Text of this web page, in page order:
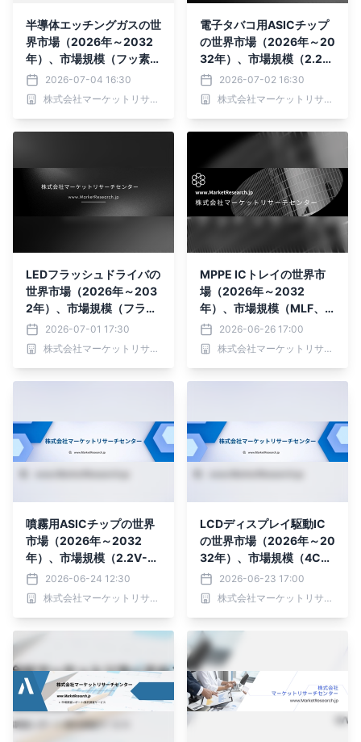
半導体エッチングガスの世
界市場（2026年～2032
年）、市場規模（フッ素含
有ガス、塩素含有ガス、酸
素含有ガス、その他）・分
析レポートを発表
2026-07-04 16:30
株式会社マーケットリサーチセンター
電子タバコ用ASICチップ
の世界市場（2026年～20
32年）、市場規模（2.2V
～4.2V、2.0V～5.5V、そ
の他）・分析レポートを発
表
2026-07-02 16:30
株式会社マーケットリサーチセンター
LEDフラッシュドライバの
世界市場（2026年～203
2年）、市場規模（フラッ
シュライトモード、フラッ
シュモード）・分析レポー
トを発表
2026-07-01 17:30
株式会社マーケットリサーチセンター
MPPE ICトレイの世界市
場（2026年～2032
年）、市場規模（MLF、C
SP、BGA）・分析レポー
トを発表
2026-06-26 17:00
株式会社マーケットリサーチセンター
噴霧用ASICチップの世界
市場（2026年～2032
年）、市場規模（2.2V-4.
2V、2.0V-5.5V、その
他）・分析レポートを発表
2026-06-24 12:30
株式会社マーケットリサーチセンター
LCDディスプレイ駆動IC
の世界市場（2026年～20
32年）、市場規模（4CO
M、6COM、8COM、そ
の他）・分析レポートを発
表
2026-06-23 17:00
株式会社マーケットリサーチセンター